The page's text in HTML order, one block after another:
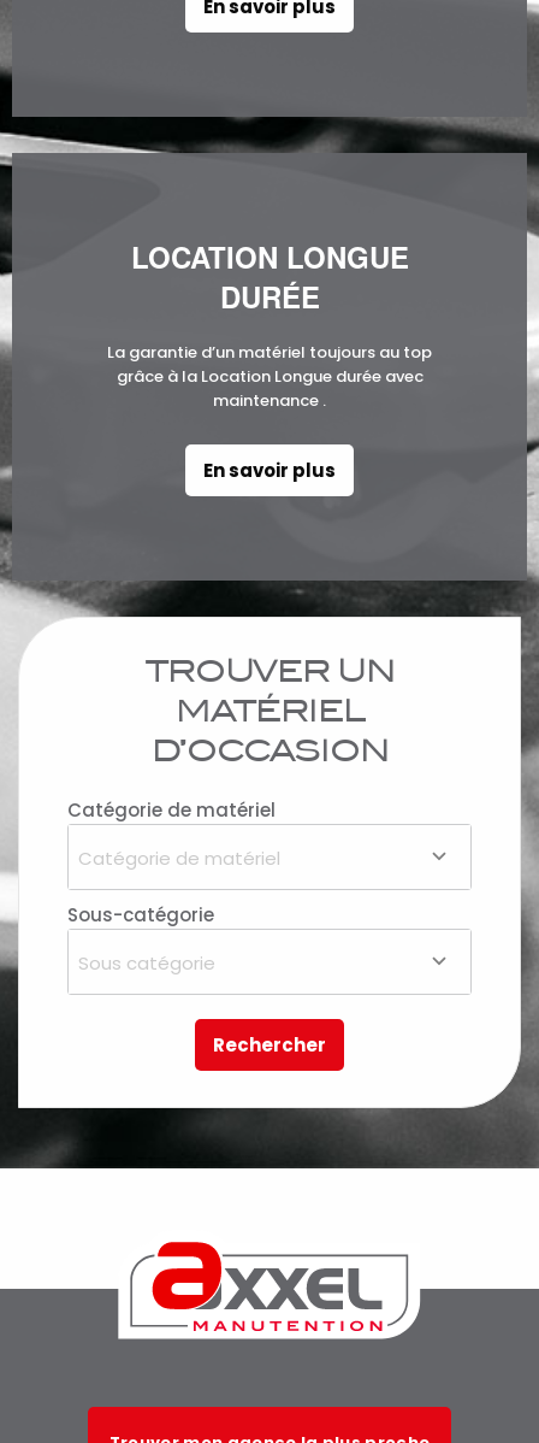
En savoir plus
LOCATION LONGUE
DURÉE
La garantie d’un matériel toujours au top
grâce à la Location Longue durée avec
maintenance .
En savoir plus
TROUVER UN
MATÉRIEL
D’OCCASION
Catégorie de matériel
Catégorie de matériel
Sous-catégorie
Sous catégorie
Rechercher